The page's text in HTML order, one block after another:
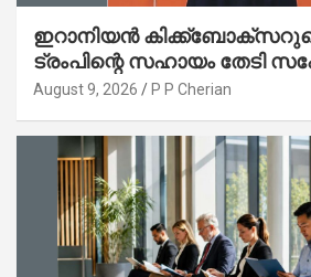
ഇറാനിയൻ
ട്രംപിന്റെ സഹായം തേടി
August 9, 2026 P P Cherian